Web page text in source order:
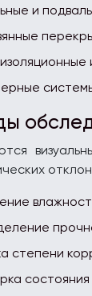
и
степени